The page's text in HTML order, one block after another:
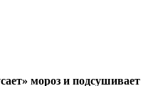
мороз и подсушивает